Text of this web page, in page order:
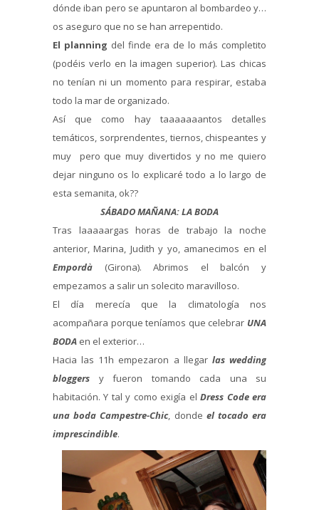
dónde iban pero se apuntaron al bombardeo y…
os aseguro que no se han arrepentido.
El planning del finde era de lo más completito
(podéis verlo en la imagen superior). Las chicas
no tenían ni un momento para respirar, estaba
todo la mar de organizado.
Así que como hay taaaaaaantos detalles
temáticos, sorprendentes, tiernos, chispeantes y
muy pero que muy divertidos y no me quiero
dejar ninguno os lo explicaré todo a lo largo de
esta semanita, ok??
SÁBADO MAÑANA: LA BODA
Tras laaaaargas horas de trabajo la noche
anterior, Marina, Judith y yo, amanecimos en el
Empordà (Girona). Abrimos el balcón y
empezamos a salir un solecito maravilloso.
El día merecía que la climatología nos
acompañara porque teníamos que celebrar UNA
BODA en el exterior…
Hacia las 11h empezaron a llegarlas wedding
bloggers y fueron tomando cada una su
habitación. Y tal y como exigía elDress Code era
una boda Campestre-Chic, donde el tocado era
imprescindible.